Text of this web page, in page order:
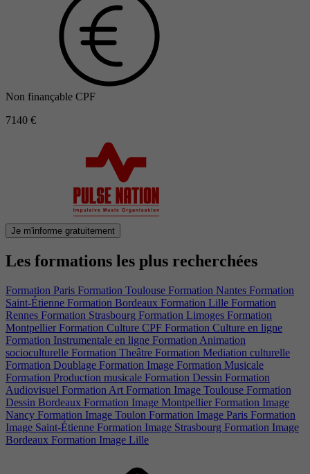
Non finançable CPF
7140 €
Je m'informe gratuitement
Les formations les plus recherchées
Formation Paris Formation Toulouse Formation Nantes Formation
Saint-Étienne Formation Bordeaux Formation Lille Formation
Rennes Formation Strasbourg Formation Limoges Formation
Montpellier Formation Culture CPF Formation Culture en ligne
Formation Instrumentale en ligne Formation Animation
socioculturelle Formation Theâtre Formation Mediation culturelle
Formation Doublage Formation Image Formation Musicale
Formation Production musicale Formation Dessin Formation
Audiovisuel Formation Art Formation Image Toulouse Formation
Dessin Bordeaux Formation Image Montpellier Formation Image
Nancy Formation Image Toulon Formation Image Paris Formation
Image Saint-Étienne Formation Image Strasbourg Formation Image
Bordeaux Formation Image Lille